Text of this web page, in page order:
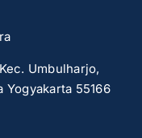
Umbulharjo,
Yogyakarta 55166